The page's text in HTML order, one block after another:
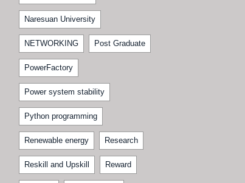
Naresuan University
NETWORKING Post Graduate
PowerFactory
Power system stability
Python programming
Renewable energy Research
Reskill and Upskill Reward